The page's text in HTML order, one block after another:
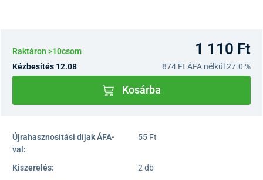
Raktáron >10csom 1 110 Ft
Kézbesítés 12.08 874 Ft ÁFA nélkül 27.0 %
Kosárba
Újrahasznosítási díjak ÁFA-
val:
55 Ft
Kiszerelés:
2 db